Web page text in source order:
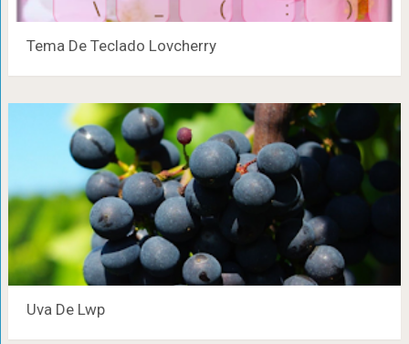
Tema De Teclado Lovcherry
Uva De Lwp